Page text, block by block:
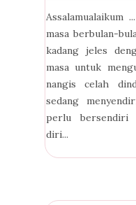
Assalamualaikum
masa berbulan-
kadang jeles
masa untuk
nangis celah
sedang
perlu bersendiri
diri...